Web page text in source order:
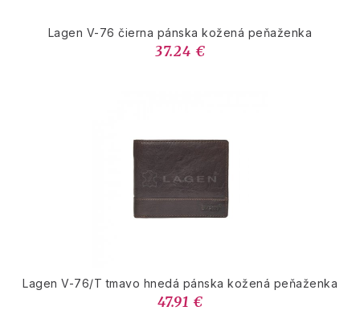
Lagen V-76 čierna pánska kožená peňaženka
37.24 €
Lagen V-76/T tmavo hnedá pánska kožená peňaženka
47.91 €